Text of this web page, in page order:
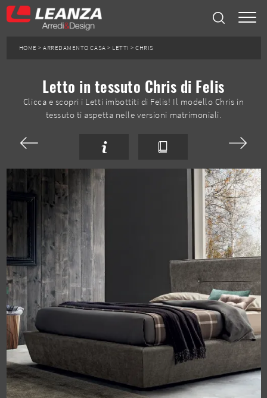
HOME >ARREDAMENTO CASA > LETTI >CHRIS
Letto in tessuto Chris di Felis
Clicca e scopri i Letti imbottiti di Felis! Il modello Chris in
tessuto ti aspetta nelle versioni matrimoniali.